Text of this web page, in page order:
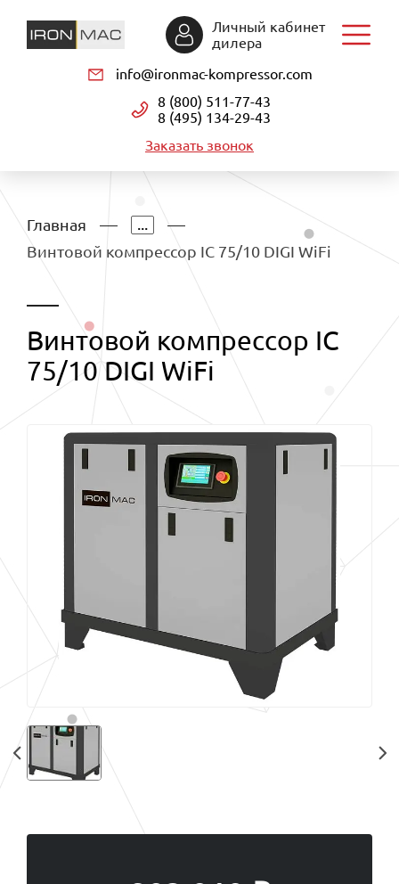
info@ironmac-kompressor.com
8 (800) 511-77-43
8 (495) 134-29-43
Заказать звонок
Личный кабинет
дилера
Главная
...
Винтовой компрессор IC 75/10 DIGI WiFi
Винтовой компрессор IC
75/10 DIGI WiFi